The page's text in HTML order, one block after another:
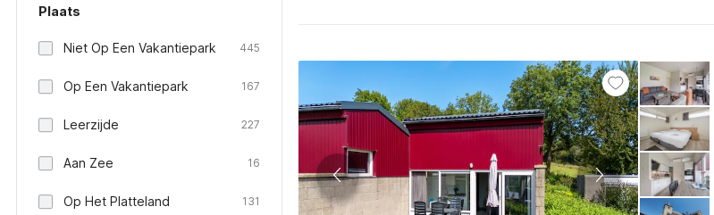
Plaats
Niet Op Een Vakantiepark 445
Op Een Vakantiepark 167
Leerzijde 227
Aan Zee 16
Op Het Platteland 131